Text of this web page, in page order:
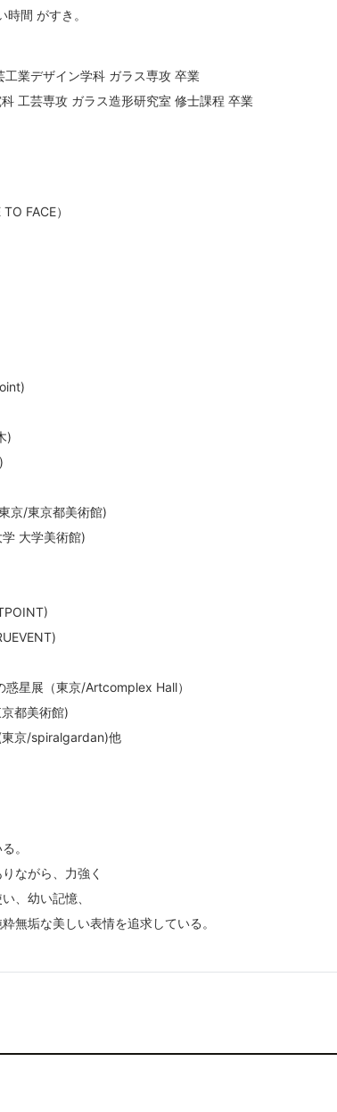
間 がすき。
業デザイン学科 ガラス専攻 卒業
工芸専攻 ガラス造形研究室 修士課程 卒業
FACE）
)
京/東京都美術館)
大学美術館)
星展（東京/Artcomplex Hall）
都美術館)
東京/spiralgardan)他
。
ながら、力強く
、幼い記憶、
無垢な美しい表情を追求している。